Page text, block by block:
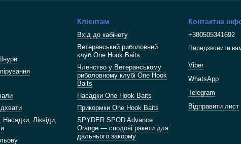
Насадки, Ліквіди,
Клієнтам
Вхід до кабінету
Ветеранський риболовний
клуб One Hook Baits
Членство у Ветеранському
риболовному клубі One Hook
Baits
Насадки One Hook Baits
Прикормки One Hook Baits
SPYDER SPOD Advance
Orange — сподові ракети для
дальнього закорму
Контактна
+380505341692
Передзвонити
Viber
WhatsApp
Telegram
Відправити лист